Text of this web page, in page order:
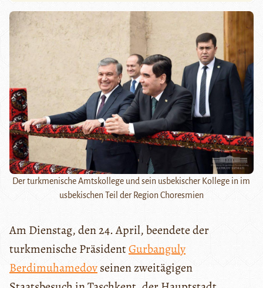
Der turkmenische Amtskollege und sein usbekischer Kollege in im
usbekischen Teil der Region Choresmien
Am Dienstag, den 24. April, beendete der
turkmenische PräsidentGurbanguly
Berdimuhamedovseinen zweitägigen